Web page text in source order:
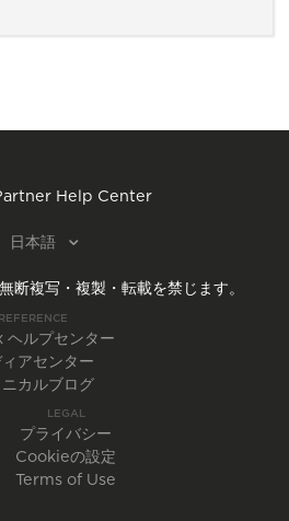
Help Center
日本語
無断複写・複製・転載を禁じます。
REFERENCE
ルプセンター
ィアセンター
ニカルブログ
LEGAL
プライバシー
Cookieの設定
Terms of Use